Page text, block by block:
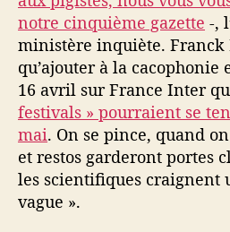
notre cinquième gazette -,
ministère inquiète. Franck
qu’ajouter à la
16 avril sur France Inter
festivals » pourraient se
mai. On se pince, quand
et restos garderont portes
les scientifiques craignent
vague ».